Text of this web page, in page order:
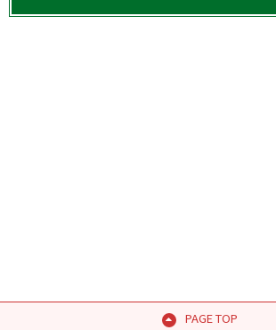
PAGE TOP